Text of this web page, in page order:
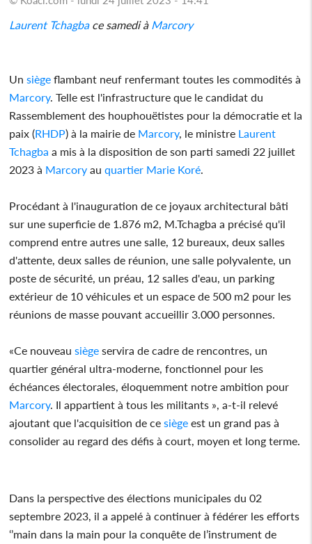
Laurent Tchagbace samedi à Marcory
Unsiège flambant neuf renfermant toutes les commodités à
Marcory. Telle est l'infrastructure que le candidat du
Rassemblement des houphouëtistes pour la démocratie et la
paix (RHDP) à la mairie de Marcory, le ministre Laurent
Tchagba a mis à la disposition de son parti samedi 22 juillet
2023 à Marcory auquartier Marie Koré
Procédant à l'inauguration de ce joyaux architectural bâti
sur une superficie de 1.876 m2, M.Tchagba a précisé qu'il
comprend entre autres une salle, 12 bureaux, deux salles
d'attente, deux salles de réunion, une salle polyvalente, un
poste de sécurité, un préau, 12 salles d'eau, un parking
extérieur de 10 véhicules et un espace de 500 m2 pour les
réunions de masse pouvant accueillir 3.000 personnes.
«Ce nouveausiège servira de cadre de rencontres, un
quartier général ultra-moderne, fonctionnel pour les
échéances électorales, éloquemment notre ambition pour
Marcory. Il appartient à tous les militants », a-t-il relevé
ajoutant que l'acquisition de cesiège est un grand pas à
consolider au regard des défis à court, moyen et long terme.
Dans la perspective des élections municipales du 02
septembre 2023, il a appelé à continuer à fédérer les efforts
‘’main dans la main pour la conquête de l’instrument de